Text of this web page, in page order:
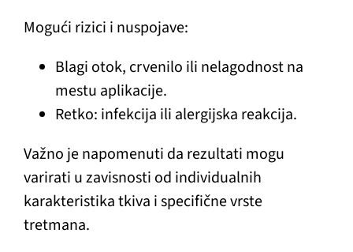
Mogući rizici i nuspojave:
Blagi otok, crvenilo ili nelagodnost na
mestu aplikacije.
Retko: infekcija ili alergijska reakcija.
Važno je napomenuti da rezultati mogu
varirati u zavisnosti od individualnih
karakteristika tkiva i specifične vrste
tretmana.